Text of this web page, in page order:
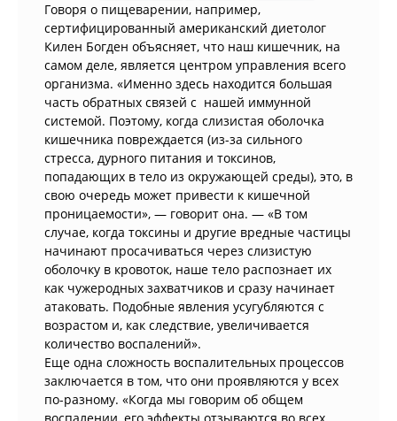
Говоря о пищеварении, например,
сертифицированный американский диетолог
Килен Богден объясняет, что наш кишечник, на
самом деле, является центром управления всего
организма. «Именно здесь находится большая
часть обратных связей с нашей иммунной
системой. Поэтому, когда слизистая оболочка
кишечника повреждается (из-за сильного
стресса, дурного питания и токсинов,
попадающих в тело из окружающей среды), это, в
свою очередь может привести к кишечной
проницаемости», — говорит она. — «В том
случае, когда токсины и другие вредные частицы
начинают просачиваться через слизистую
оболочку в кровоток, наше тело распознает их
как чужеродных захватчиков и сразу начинает
атаковать. Подобные явления усугубляются с
возрастом и, как следствие, увеличивается
количество воспалений».
Еще одна сложность воспалительных процессов
заключается в том, что они проявляются у всех
по-разному. «Когда мы говорим об общем